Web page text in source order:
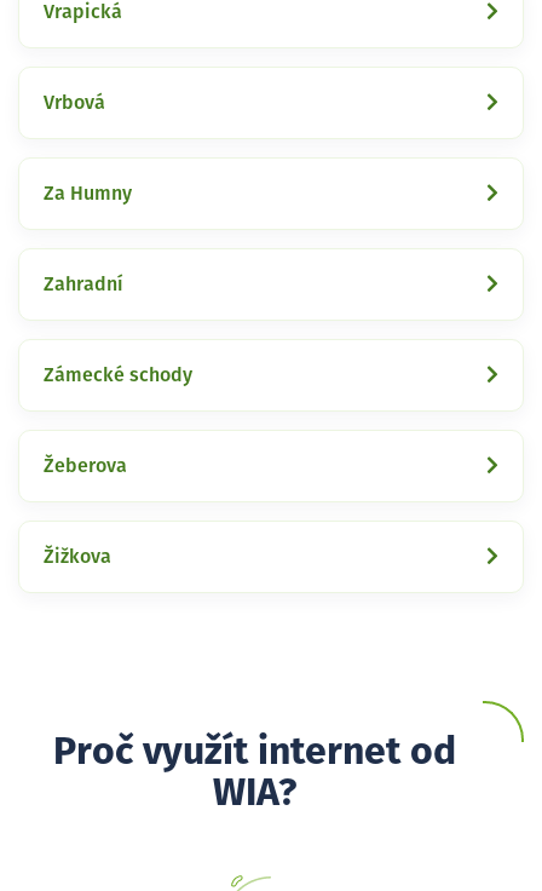
Vrapická
Vrbová
Za Humny
Zahradní
Zámecké schody
Žeberova
Žižkova
Proč využít internet od
WIA?